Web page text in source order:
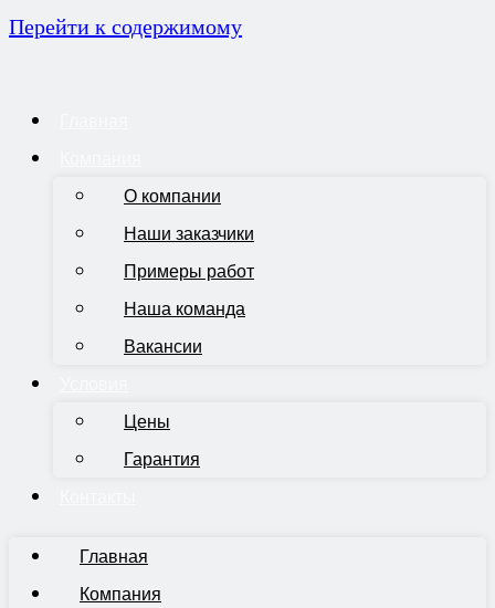
Перейти к содержимому
О компании
Наши заказчики
Примеры работ
Наша команда
Вакансии
Цены
Гарантия
Главная
Компания